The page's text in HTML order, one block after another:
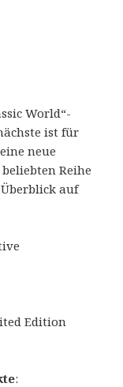
World“-
ist für
neue
Reihe
auf
Edition
: